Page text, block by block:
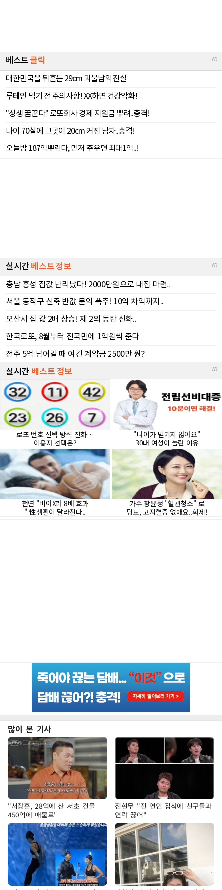
많이 본 기사
"서장훈, 28억에 산 서초 건물
450억에 매물로"
전현무 "전 연인 집착에 친구들과
연락 끊어"